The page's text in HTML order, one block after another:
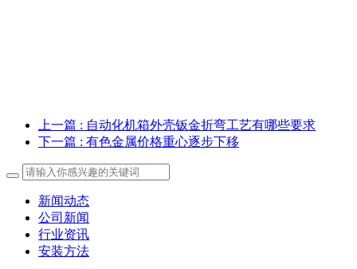
上一篇 : 自动化机箱外壳钣金折弯工艺有哪些要求
下一篇 : 有色金属价格重心逐步下移
新闻动态
公司新闻
行业资讯
安装方法